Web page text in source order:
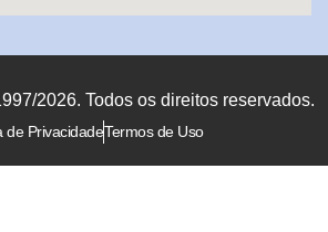
2026. Todos os direitos reservados.
de PrivacidadeTermos de Uso